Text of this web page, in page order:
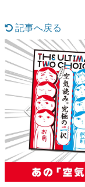
な
ゲー
具体
です。
ゲ
「経
の起
イニ
カテゴ
記事へ戻る